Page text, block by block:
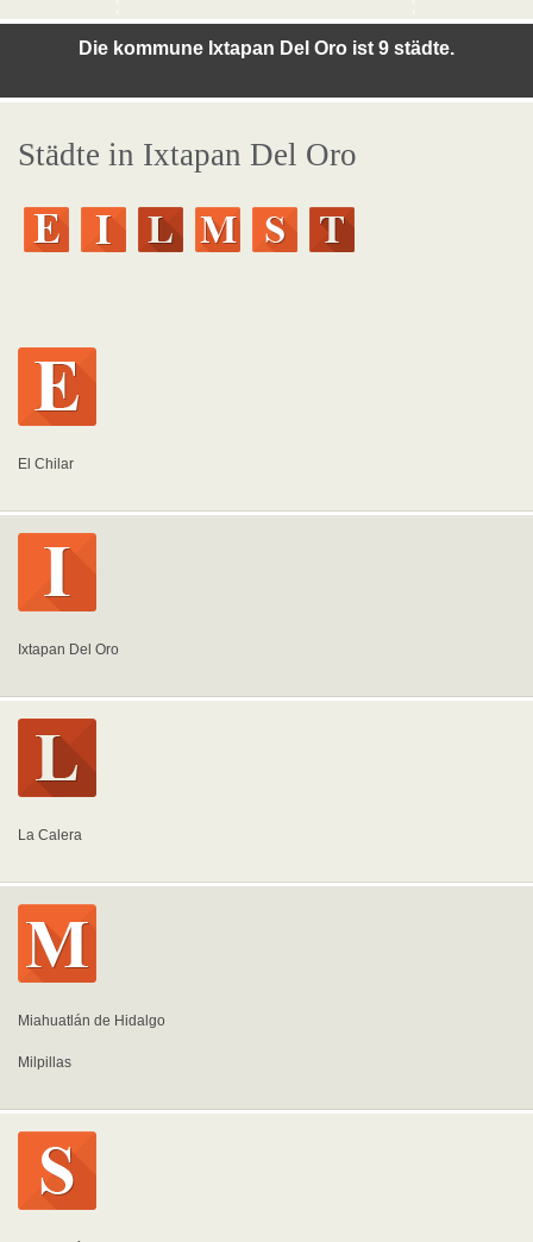
Die kommune Ixtapan Del Oro ist 9 städte.
Städte in Ixtapan Del Oro
El Chilar
Ixtapan Del Oro
La Calera
Miahuatlán de Hidalgo
Milpillas